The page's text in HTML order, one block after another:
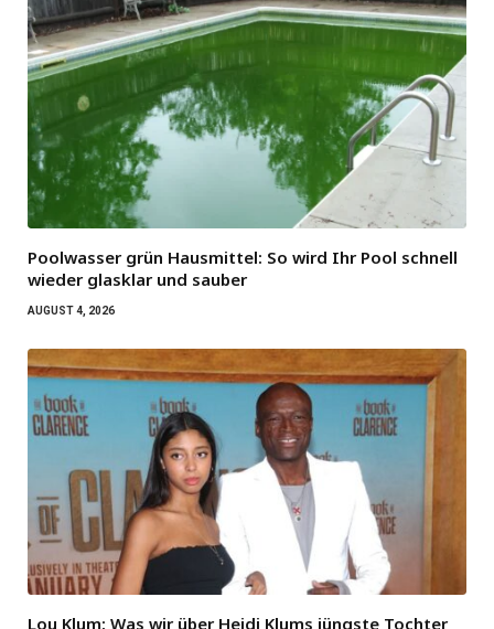
Poolwasser grün Hausmittel: So wird Ihr Pool schnell
wieder glasklar und sauber
AUGUST 4, 2026
Lou Klum: Was wir über Heidi Klums jüngste Tochter